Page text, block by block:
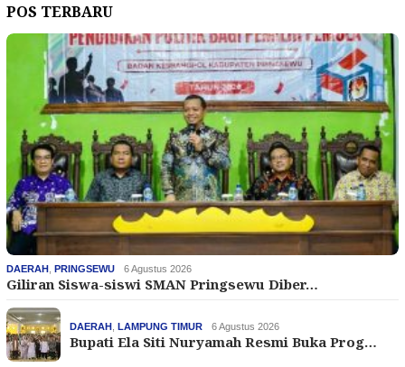
POS TERBARU
DAERAH PRINGSEWU 6 Agustus 2026
Giliran Siswa-siswi SMAN Pringsewu Diber…
DAERAH LAMPUNG TIMUR 6 Agustus 2026
Bupati Ela Siti Nuryamah Resmi Buka Prog…